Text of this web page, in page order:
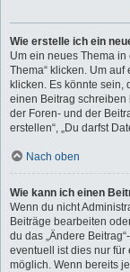
Wie erstelle ich ein
Um ein neues Thema in
Thema“ klicken. Um auf
klicken. Es könnte sein,
einen Beitrag
der Foren- und der
erstellen“, „Du darfst
Nach oben
Wie kann ich einen
Wenn du nicht
Beiträge bearbeiten
du das „Ändere
eventuell ist dies nur
möglich. Wenn bereits